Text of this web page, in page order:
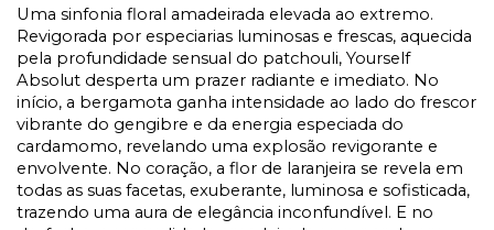
Uma sinfonia floral amadeirada elevada ao extremo.
Revigorada por especiarias luminosas e frescas, aquecida
pela profundidade sensual do patchouli, Yourself
Absolut desperta um prazer radiante e imediato. No
início, a bergamota ganha intensidade ao lado do frescor
vibrante do gengibre e da energia especiada do
cardamomo, revelando uma explosão revigorante e
envolvente. No coração, a flor de laranjeira se revela em
todas as suas facetas, exuberante, luminosa e sofisticada,
trazendo uma aura de elegância inconfundível. E no